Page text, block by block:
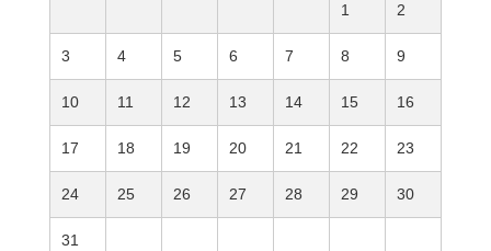
1 2
3 4 5 6 7 8 9
10 11 12 13 14 15 16
17 18 19 20 21 22 23
24 25 26 27 28 29 30
31